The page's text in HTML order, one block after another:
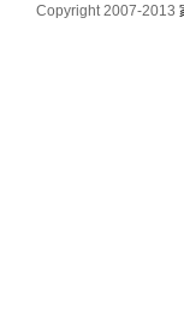
Copyright 2007-2013